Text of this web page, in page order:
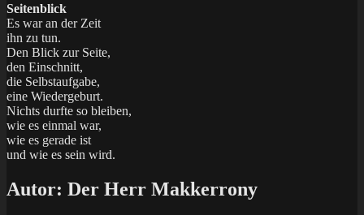
Seitenblick
Es war an der Zeit
ihn zu tun.
Den Blick zur Seite,
den Einschnitt,
die Selbstaufgabe,
eine Wiedergeburt.
Nichts durfte so bleiben,
wie es einmal war,
wie es gerade ist
und wie es sein wird.
Autor: Der Herr Makkerrony